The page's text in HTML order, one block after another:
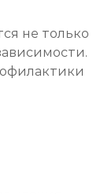
Записаться
не только